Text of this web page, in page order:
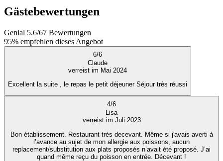
Gästebewertungen
Genial 5.6/67 Bewertungen
95% empfehlen dieses Angebot
6/6
Claude
verreist im Mai 2024
Excellent la suite , le repas le petit déjeuner Séjour très réussi
4/6
Lisa
verreist im Juli 2023
Bon établissement. Restaurant très decevant. Même si j'avais averti à
l’avance au sujet de mon allergie aux poissons, aucun
replacement/substitution aux plats proposés n’avait été proposé. J’ai
quand même reçu du poisson en entrée. Décevant !